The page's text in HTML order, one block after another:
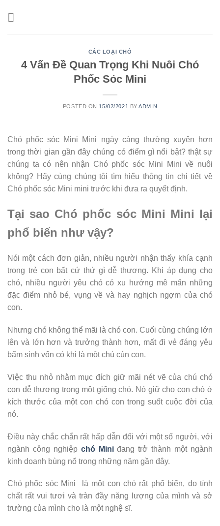
CÁC LOẠI CHÓ
4 Vấn Đề Quan Trọng Khi Nuôi Chó
Phốc Sóc Mini
POSTED ON 15/02/2021 BYADMIN
Chó phốc sóc Mini Mini ngày càng thường xuyên hơn
trong thời gian gần đây chúng có điểm gì nổi bật? thật sự
chúng ta có nên nhận Chó phốc sóc Mini Mini về nuôi
không? Hãy cùng chúng tôi tìm hiểu thông tin chi tiết về
Chó phốc sóc Mini mini trước khi đưa ra quyết định.
Tại sao Chó phốc sóc Mini Mini lại
phổ biến như vậy?
Nói một cách đơn giản, nhiều người nhận thấy khía cạnh
trong trẻ con bất cứ thứ gì dễ thương. Khi áp dụng cho
chó, nhiều người yêu chó có xu hướng mê mẩn những
đặc điểm nhỏ bé, vụng về và hay nghịch ngợm của chó
con.
Nhưng chó không thể mãi là chó con. Cuối cùng chúng lớn
lên và lớn hơn và trưởng thành hơn, mất đi vẻ đáng yêu
bẩm sinh vốn có khi là một chú cún con.
Việc thu nhỏ nhằm mục đích giữ mãi nét vẽ của chú chó
con dễ thương trong một giống chó. Nó giữ cho con chó ở
kích thước của một con chó con trong suốt cuộc đời của
nó.
Điều này chắc chắn rất hấp dẫn đối với một số người, với
ngành công nghiệp chó Miniđang trở thành một ngành
kinh doanh bùng nổ trong những năm gần đây.
Chó phốc sóc Mini là một con chó rất phổ biến, do tính
chất rất vui tươi và tràn đầy năng lượng của mình và sở
trường của mình cho là một nghệ sĩ.